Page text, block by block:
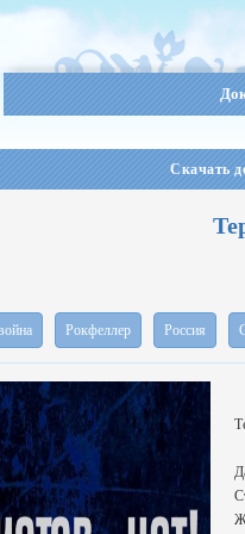
Скачать
Рокфеллер Россия